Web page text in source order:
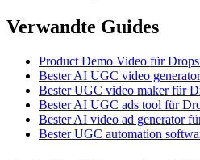
Verwandte Guides
Product Demo Video für
Bester AI UGC video
Bester UGC video maker für
Bester AI UGC ads tool für
Bester AI video ad generator
Bester UGC automation